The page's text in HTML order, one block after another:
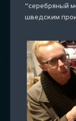
“серебряный
шведским